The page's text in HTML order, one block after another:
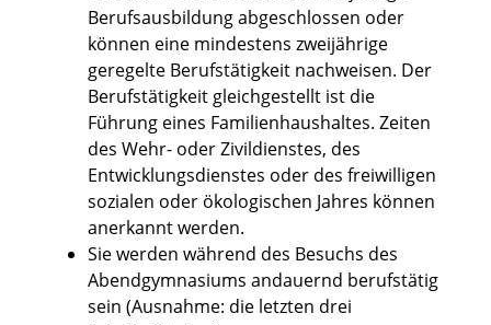
Berufsausbildung abgeschlossen oder
können eine mindestens zweijährige
geregelte Berufstätigkeit nachweisen. Der
Berufstätigkeit gleichgestellt ist die
Führung eines Familienhaushaltes. Zeiten
des Wehr- oder Zivildienstes, des
Entwicklungsdienstes oder des freiwilligen
sozialen oder ökologischen Jahres können
anerkannt werden.
Sie werden während des Besuchs des
Abendgymnasiums andauernd berufstätig
sein (Ausnahme: die letzten drei